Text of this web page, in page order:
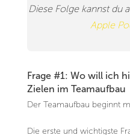
Diese Folge kannst du
Apple
Frage #1: Wo will ich
Zielen im Teamaufbau
Der Teamaufbau beginnt
Die erste und wichtigste